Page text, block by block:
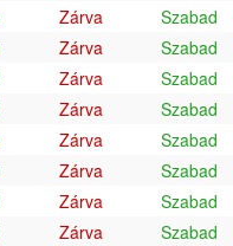
Zárva
Szabad
Zárva
Szabad
Zárva
Szabad
Zárva
Szabad
Zárva
Szabad
Zárva
Szabad
Zárva
Szabad
Zárva
Szabad